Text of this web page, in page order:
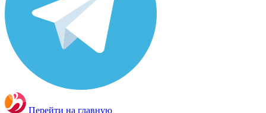
Перейти на главную